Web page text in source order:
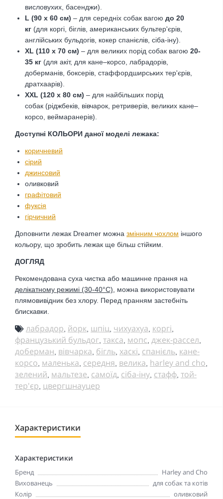
висловухих, басенджи).
L (90 х 60 см) – для середніх собак вагою до 20
кг (для коргі, біглів, американських бультер'єрів,
англійських бульдогів, кокер спанієлів, сіба-іну).
XL (110 х 70 см) – для великих порід собак вагою 20-
35 кг (для акіт, для кане–корсо, лабрадорів,
доберманів, боксерів, стаффордширських тер'єрів,
дратхаарів).
XXL (120 х 80 см) – для найбільших порід
собак (ріджбеків, вівчарок, ретриверів, великих кане–
корсо, веймаранерів).
Доступні КОЛЬОРИ даної моделі лежака:
коричневий
сірий
джинсовий
оливковий
графітовий
фуксія
гірчичний
Доповнити лежак Dreamer можна змінним чохлом іншого
кольору, що зробить лежак ще більш стійким.
ДОГЛЯД
Рекомендована суха чистка або машинне прання на
делікатному режимі (30-40°С) , можна використовувати
плямовивідник без хлору. Перед пранням застебніть
блискавки.
лабрадор йорк шпіц чихуахуа коргі
французький бульдог такса мопс джек-рассел
доберман вівчарка бігль хаскі спанієль кане-
корсо маленька середня велика harley and cho
зелений мальтезе самоїд сіба-іну стафф той-
тер'єр цвергшнауцер
Характеристики
Характеристики
Бренд
Harley and Cho
Вихованець
для собак та котів
Колір
оливковий